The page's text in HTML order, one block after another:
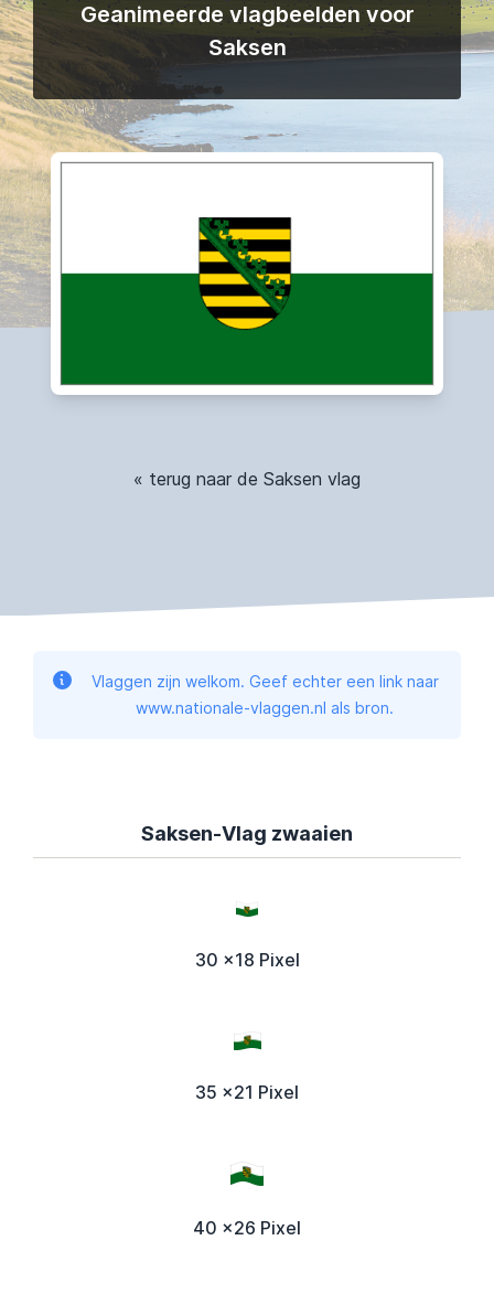
Geanimeerde vlagbeelden voor
Saksen
« terug naar de Saksen vlag
Vlaggen zijn welkom. Geef echter een link naar
www.nationale-vlaggen.nl als bron.
Saksen-Vlag zwaaien
30 x18 Pixel
35 x21 Pixel
40 x26 Pixel